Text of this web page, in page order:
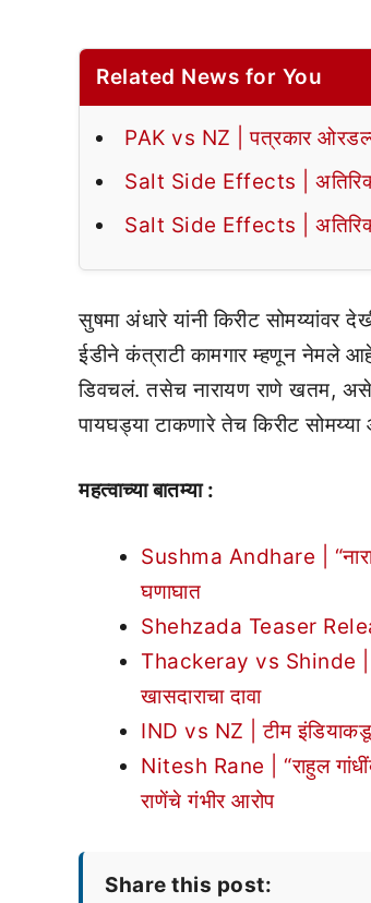
Related News for You
PAK vs NZ | पत्रकार
Salt Side Effects | अतिरिक्त
Salt Side Effects | अतिरिक्त
सुषमा अंधारे यांनी किरीट सोमय्यांवर
ईडीने कंत्राटी कामगार म्हणून नेमले आहे
डिवचलं. तसेच नारायण राणे खतम, असे
पायघड्या टाकणारे तेच किरीट
महत्वाच्या बातम्या :
Sushma Andhare |
घणाघात
Shehzada Teaser
Thackeray vs Shinde |
खासदाराचा दावा
IND vs NZ | टीम
Nitesh Rane | “राहुल
राणेंचे गंभीर आरोप
Share this post: